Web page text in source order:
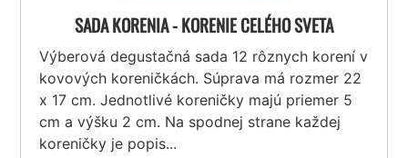
SADA KORENIA - KORENIE CELÉHO SVETA
Výberová degustačná sada 12 rôznych korení v
kovových koreničkách. Súprava má rozmer 22
x 17 cm. Jednotlivé koreničky majú priemer 5
cm a výšku 2 cm. Na spodnej strane každej
koreničky je popis...